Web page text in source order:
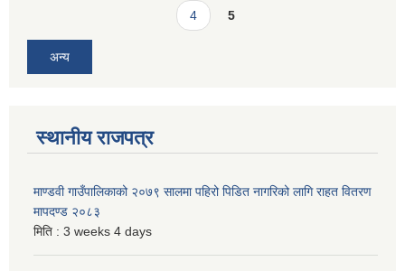
4 5
अन्य
स्थानीय राजपत्र
माण्डवी गाउँपालिकाको २०७९ सालमा पहिरो पिडित नागरिको लागि राहत वितरण
मापदण्ड २०८३
मिति : 3 weeks 4 days